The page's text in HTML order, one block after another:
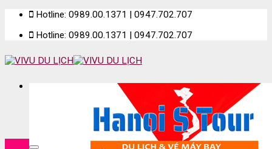
Skip
content
Hotline: 0989.00.1371 | 0947.702.707
Hotline: 0989.00.1371 | 0947.702.707